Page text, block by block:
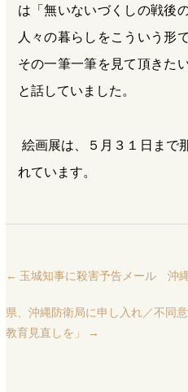
は「無いないづくしの戦後
人々の暮らしをこういう形
その一筆一筆を見て頂きた
と話していました。
絵画展は、５月３１日まで
れています。
← 玉城知事に殺害予告メール 沖
県、沖縄防衛局に申し入れ／不同
教育見直しを」
→